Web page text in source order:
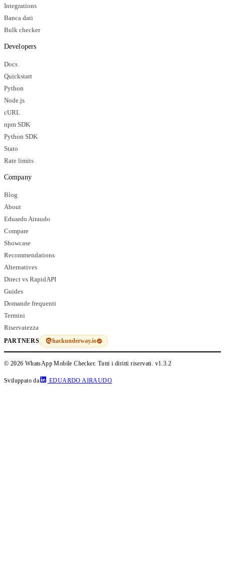
Integrations
Banca dati
Bulk checker
Developers
Docs
Quickstart
Python
Node.js
cURL
npm SDK
Python SDK
Stato
Rate limits
Company
Blog
About
Eduardo Airaudo
Compare
Showcase
Recommendations
Alternatives
Direct vs RapidAPI
Guides
Domande frequenti
Termini
Riservatezza
PARTNERS hackunderway.io
© 2026 WhatsApp Mobile Checker. Tutti i diritti riservati. v1.3.2
Sviluppato da EDUARDO AIRAUDO